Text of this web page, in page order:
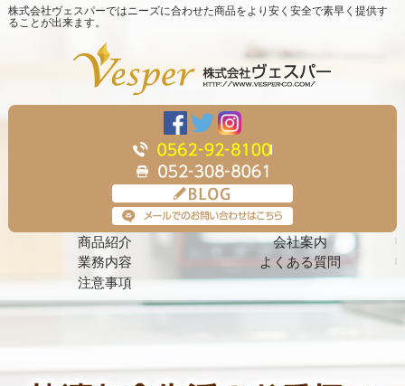
株式会社ヴェスパーではニーズに合わせた商品をより安く安全で素早く提供す
ることが出来ます。
商品紹介
会社案内
業務内容
よくある質問
注意事項